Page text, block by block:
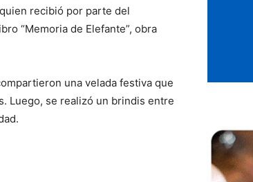
recibió por parte del
“Memoria de Elefante”, obra
una velada festiva que
Luego, se realizó un brindis entre